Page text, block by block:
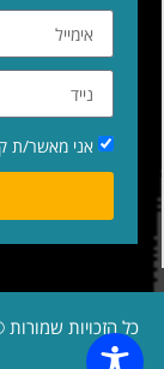
אני מאשר/ת
כל הזכויות